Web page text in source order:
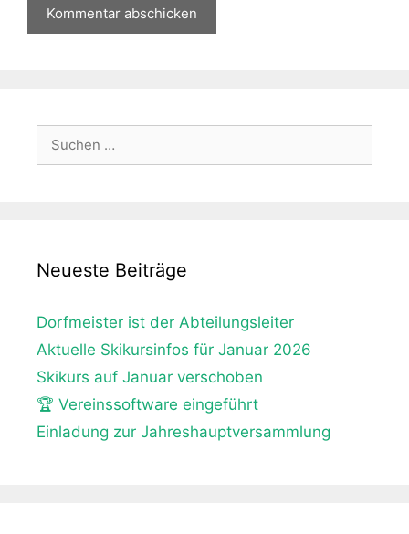
Neueste Beiträge
Dorfmeister ist der Abteilungsleiter
Aktuelle Skikursinfos für Januar 2026
Skikurs auf Januar verschoben
🏆 Vereinssoftware eingeführt
Einladung zur Jahreshauptversammlung